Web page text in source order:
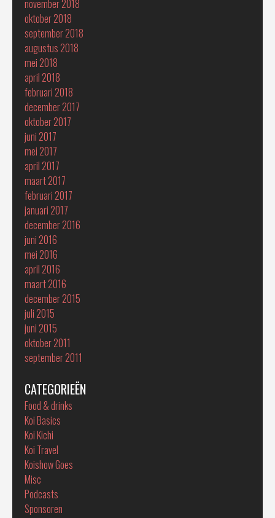
november 2018
oktober 2018
september 2018
augustus 2018
mei 2018
april 2018
februari 2018
december 2017
oktober 2017
juni 2017
mei 2017
april 2017
maart 2017
februari 2017
januari 2017
december 2016
juni 2016
mei 2016
april 2016
maart 2016
december 2015
juli 2015
juni 2015
oktober 2011
september 2011
CATEGORIEËN
Food & drinks
Koi Basics
Koi Kichi
Koi Travel
Koishow Goes
Misc
Podcasts
Sponsoren